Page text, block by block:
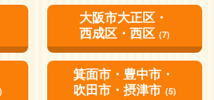
大阪市大正区・
西成区・西区 (7)
箕面市・豊中市・
吹田市・摂津市 (5)